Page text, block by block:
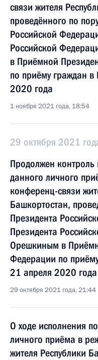
связи жителя
проведённого по
Российской
Российской
в Приёмной
по приёму граждан
2020 года
1 ноября 2021 года, 18:54
29 октября 2021
Продолжен контроль
данного личного
конференц-связи
Башкортостан,
Президента
Президента
Орешкиным в
Федерации по
21 апреля 2020 года
29 октября 2021 года, 21:44
О ходе исполнения
личного приёма в
жителя Республики